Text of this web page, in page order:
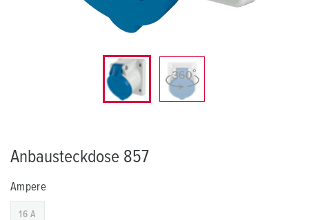
Anbausteckdose 857
Ampere
16 A